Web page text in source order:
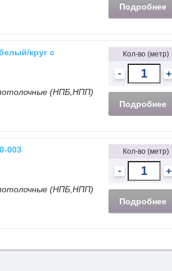
Подробнее
круг с
(НПБ,НПП)
Кол-во (метр)
- +
Подробнее
003
(НПБ,НПП)
Кол-во (метр)
- +
Подробнее